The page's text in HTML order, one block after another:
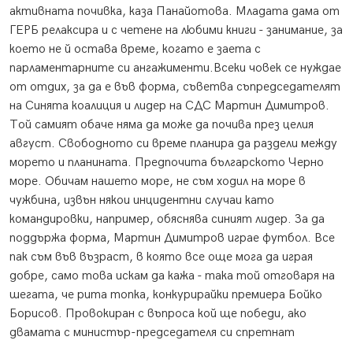
активната почивка, каза Панайотова. Младата дама от
ГЕРБ релаксира и с четене на любими книги - занимание, за
което не й остава време, когато е заета с
парламентарните си ангажименти.Всеки човек се нуждае
от отдих, за да е във форма, съветва съпредседателят
на Синята коалиция и лидер на СДС Мартин Димитров.
Той самият обаче няма да може да почива през целия
август. Свободното си време планира да раздели между
морето и планината. Предпочита българското Черно
море. Обичам нашето море, не съм ходил на море в
чужбина, извън някои инцидентни случаи като
командировки, например, обяснява синият лидер. За да
поддържа форма, Мартин Димитров играе футбол. Все
пак съм във възраст, в която все още мога да играя
добре, само това искам да кажа - така той отговаря на
шегата, че рита топка, конкурирайки премиера Бойко
Борисов. Провокиран с въпроса кой ще победи, ако
двамата с министър-председателя си спретнат